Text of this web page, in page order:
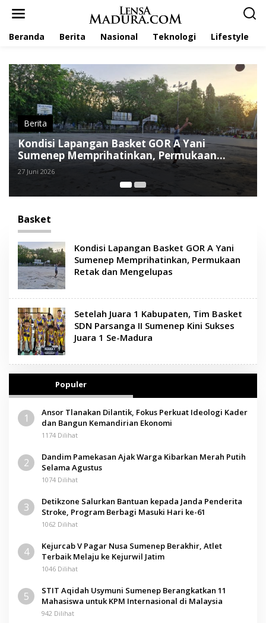
Beranda Berita Nasional Teknologi Lifestyle
Berita
Kondisi Lapangan Basket GOR A Yani
Sumenep Memprihatinkan, Permukaan
Retak dan Mengelupas
27 Juni 2026
Basket
Kondisi Lapangan Basket GOR A Yani
Sumenep Memprihatinkan, Permukaan
Retak dan Mengelupas
Setelah Juara 1 Kabupaten, Tim Basket
SDN Parsanga II Sumenep Kini Sukses
Juara 1 Se-Madura
Populer
1
Ansor Tlanakan Dilantik, Fokus Perkuat Ideologi Kader
dan Bangun Kemandirian Ekonomi
1174 Dilihat
2
Dandim Pamekasan Ajak Warga Kibarkan Merah Putih
Selama Agustus
1074 Dilihat
3
Detikzone Salurkan Bantuan kepada Janda Penderita
Stroke, Program Berbagi Masuki Hari ke-61
1062 Dilihat
4
Kejurcab V Pagar Nusa Sumenep Berakhir, Atlet
Terbaik Melaju ke Kejurwil Jatim
1046 Dilihat
5
STIT Aqidah Usymuni Sumenep Berangkatkan 11
Mahasiswa untuk KPM Internasional di Malaysia
942 Dilihat